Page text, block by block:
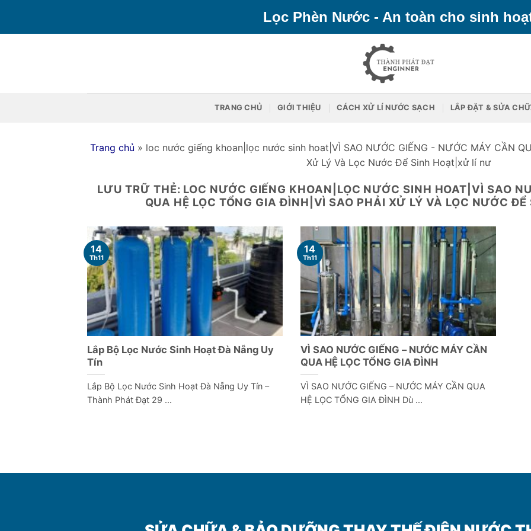
nội
Lọc Phèn Nước - An toàn cho sinh
TRANG CHỦ GIỚI THIỆU CÁCH XỬ LÍ NƯỚC SẠCH LẮP ĐẶT & SỬA
Trang chủ » loc nước giếng khoan|lọc nước sinh hoat|VÌ SAO NƯỚC GIẾNG - NƯỚC MÁY CẦN
Xử Lý Và Lọc Nước Để Sinh Hoạt|xử lí nư
LƯU TRỮ THẺ: LOC NƯỚC GIẾNG KHOAN|LỌC NƯỚC SINH HOAT|VÌ SAO
QUA HỆ LỌC TỔNG GIA ĐÌNH|VÌ SAO PHẢI XỬ LÝ VÀ LỌC NƯỚC
Lắp Bộ Lọc Nước Sinh Hoạt Đà Nẵng Uy
Tín
Lắp Bộ Lọc Nước Sinh Hoạt Đà Nẵng Uy Tín –
Thành Phát Đạt 29 ...
14
Th11
VÌ SAO NƯỚC GIẾNG – NƯỚC MÁY CẦN
QUA HỆ LỌC TỔNG GIA ĐÌNH
VÌ SAO NƯỚC GIẾNG – NƯỚC MÁY CẦN QUA
HỆ LỌC TỔNG GIA ĐÌNH Dù ...
14
Th11